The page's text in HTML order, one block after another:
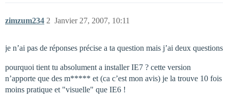
zimzum234 Janvier 27, 2007, 10:11
2
je n’ai pas de réponses précise a ta question mais j’ai deux questions
pourquoi tient tu absolument a installer IE7 ? cette version
n’apporte que des m***** et (ca c’est mon avis) je la trouve 10 fois
moins pratique et "visuelle" que IE6 !